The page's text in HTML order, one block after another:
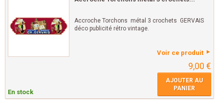
Accroche Torchons métal 3 crochets GERVAIS
déco publicité rétro vintage.
Voir ce produit
9,00 €
En stock
AJOUTER AU
PANIER